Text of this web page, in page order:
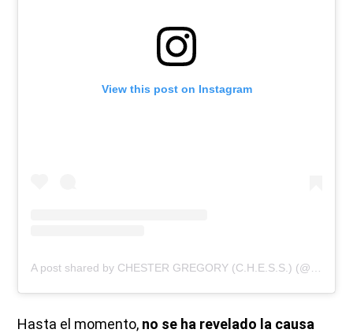
View this post on Instagram
Hasta el momento, no se ha revelado la causa